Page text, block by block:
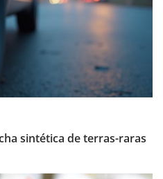
sintética de terras-raras